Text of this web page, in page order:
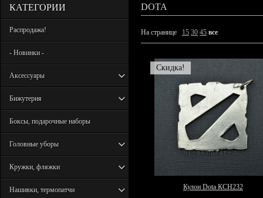
КАТЕГОРИИ
Распродажа!
- Новинки -
Аксессуары
Бижутерия
Боксы, подарочные наборы
Головные уборы
Кружки, фляжки
Нашивки, термопатчи
DOTA
На странице 15 30 45 все
Скидка!
Кулон Dota КСН232